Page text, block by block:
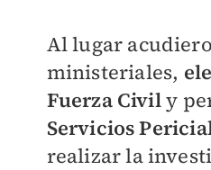
Al lugar
ministeriales,
Fuerza Civily
Servicios
realizar la